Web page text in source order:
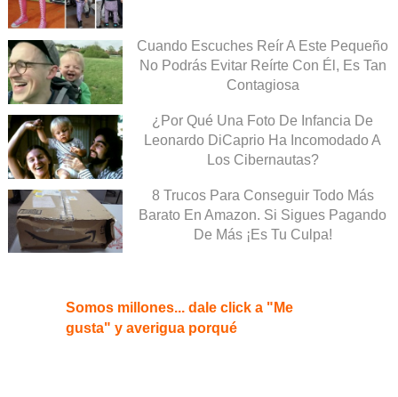
Cuando Escuches Reír A Este Pequeño
No Podrás Evitar Reírte Con Él, Es Tan
Contagiosa
¿Por Qué Una Foto De Infancia De
Leonardo DiCaprio Ha Incomodado A
Los Cibernautas?
8 Trucos Para Conseguir Todo Más
Barato En Amazon. Si Sigues Pagando
De Más ¡Es Tu Culpa!
Somos millones... dale click a "Me
gusta" y averigua porqué